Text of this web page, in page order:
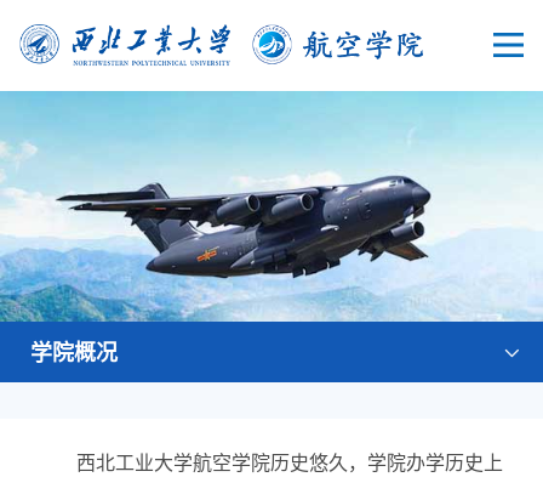
学院概况
西北工业大学航空学院历史悠久，学院办学历史上